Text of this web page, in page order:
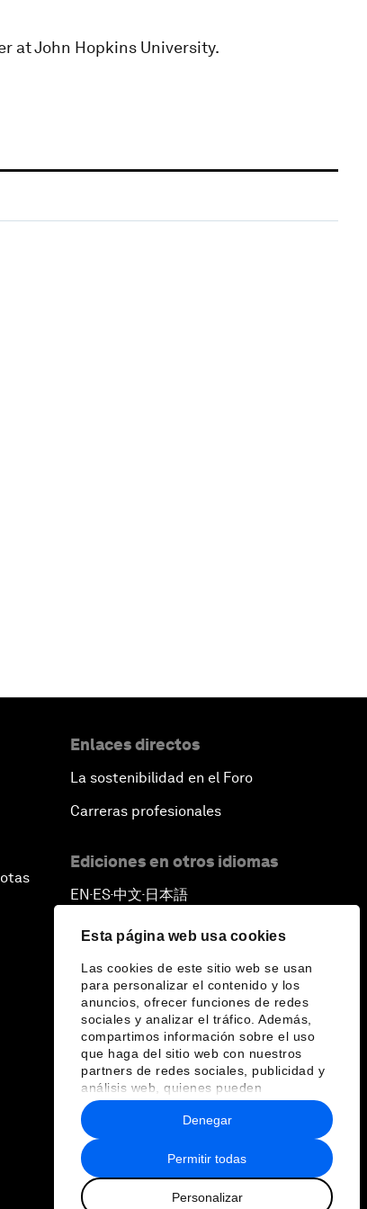
Esta página web usa cookies
Las cookies de este sitio web se usan
para personalizar el contenido y los
anuncios, ofrecer funciones de redes
sociales y analizar el tráfico. Además,
compartimos información sobre el uso
que haga del sitio web con nuestros
partners de redes sociales, publicidad y
análisis web, quienes pueden
combinarla con otra información que les
haya proporcionado o que hayan
recopilado a partir del uso que haya
hecho de sus servicios.
Permitir todas
Personalizar
Denegar
at John Hopkins University.
Enlaces directos
La sostenibilidad en el Foro
Carreras profesionales
Ediciones en otros idiomas
EN ▪ ES▪中文▪ 日本語